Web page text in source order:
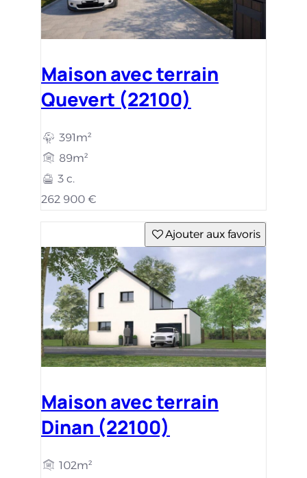
Maison avec terrain
Quevert (22100)
391m²
89m²
3 c.
262 900 €
Ajouter aux favoris
Maison avec terrain
Dinan (22100)
102m²